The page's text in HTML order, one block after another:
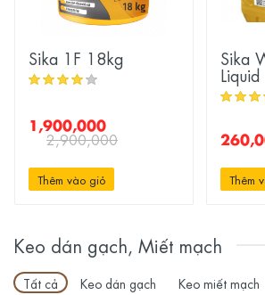
Sika 1F 18kg
1,900,000
2,900,000
Thêm vào giỏ
Sika
Liquid
Thêm
Keo dán gạch, Miết mạch
Tất cả Keo dán gạch Keo miết mạch